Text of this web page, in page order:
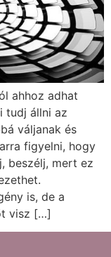
ahhoz adhat
tudj állni az
váljanak és
figyelni, hogy
beszélj, mert ez
is, de a
visz […]